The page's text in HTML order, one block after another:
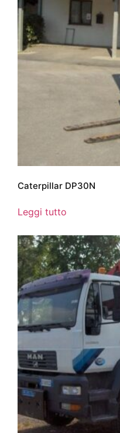
Caterpillar DP30N
Leggi tutto